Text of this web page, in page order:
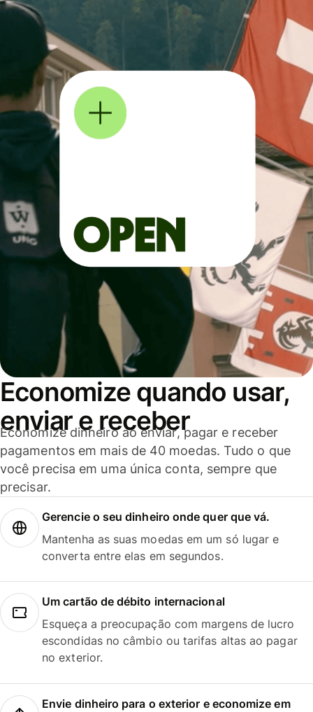
Economize quando usar,
enviar e receber
Economize dinheiro ao enviar, pagar e receber
pagamentos em mais de 40 moedas. Tudo o que
você precisa em uma única conta, sempre que
precisar.
Gerencie o seu dinheiro onde quer que vá.
Mantenha as suas moedas em um só lugar e
converta entre elas em segundos.
Um cartão de débito internacional
Esqueça a preocupação com margens de lucro
escondidas no câmbio ou tarifas altas ao pagar
no exterior.
Envie dinheiro para o exterior e economize em